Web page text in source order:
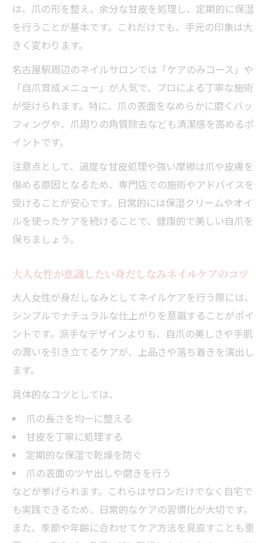
は、爪の形を整え、余分な甘皮を処理し、定期的に保湿
を行うことが基本です。これだけでも、手元の印象は大
きく変わります。
名古屋駅周辺のネイルサロンでは「ケアのみコース」や
「自爪育成メニュー」が人気で、プロによる丁寧な施術
が受けられます。特に、爪の表面をなめらかに磨くバッ
フィングや、爪周りの角質除去なども清潔感を高めるポ
イントです。
注意点として、過度な甘皮処理や強い摩擦は爪や皮膚を
傷める原因となるため、専門店での施術やアドバイスを
受けることが安心です。日常的には保湿クリームやオイ
ルを使ったケアを続けることで、健康的で美しい自爪を
保ちましょう。
大人女性が意識したい身だしなみネイルケアのコツ
大人女性が身だしなみとしてネイルケアを行う際には、
シンプルでナチュラルな仕上がりを意識することがポイ
ントです。派手なデザインよりも、自爪の美しさや手肌
の潤いを引き立てるケアが、上品さや落ち着きを演出し
ます。
具体的なコツとしては、
爪の長さを均一に整える
甘皮を丁寧に処理する
定期的な保湿で乾燥を防ぐ
爪の表面のツヤ出しや磨きを行う
などが挙げられます。これらはサロンだけでなく自宅で
も実践できるため、日常的なケアの習慣化が大切です。
また、季節や年齢に合わせてケア方法を見直すことも重